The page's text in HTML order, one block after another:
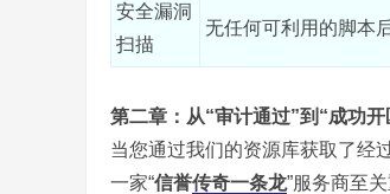
安全漏洞
扫描
无任何可利用的脚本
第二章：从“审计通过”到“成功
当您通过我们的资源库获取了经
一家“信誉传奇一条龙”服务商至关